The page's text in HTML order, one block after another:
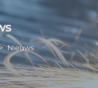
Nieuws